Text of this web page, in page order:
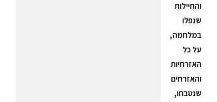
והחיילות
שנפלו
במלחמה,
על כל
האזרחיות
והאזרחים
שנטבחו,